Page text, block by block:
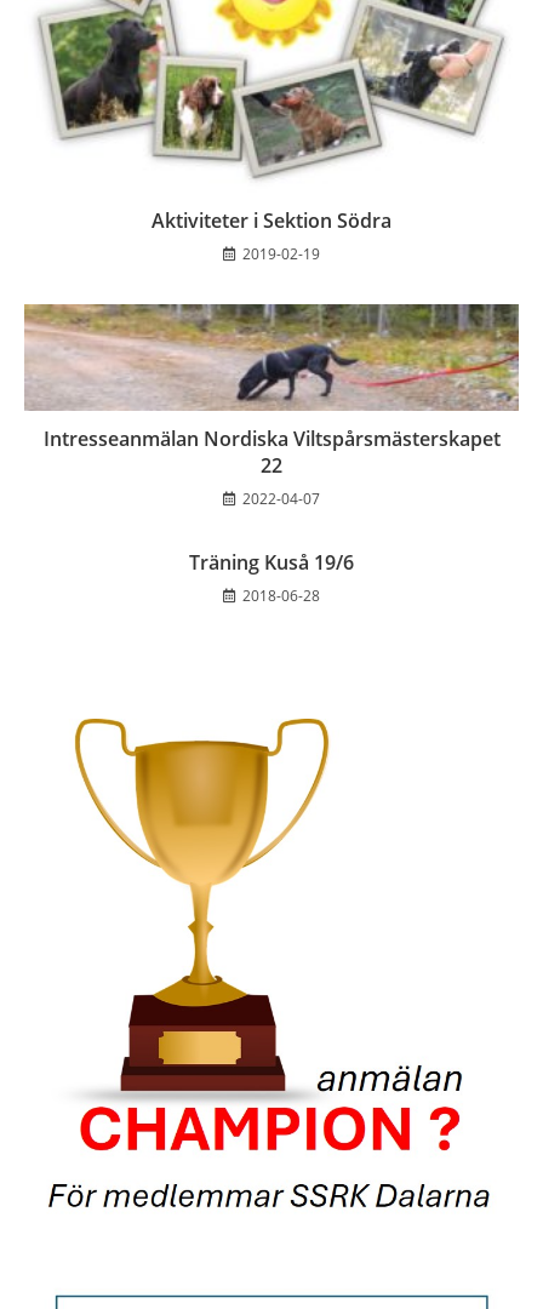
Aktiviteter i Sektion Södra
2019-02-19
Intresseanmälan Nordiska Viltspårsmästerskapet
22
2022-04-07
Träning Kuså 19/6
2018-06-28